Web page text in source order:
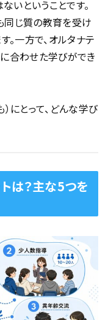
いということです。
同じ質の教育を受け
。一方で、オルタナテ
合わせた学びができ
にとって、どんな学び
は？主な5つを